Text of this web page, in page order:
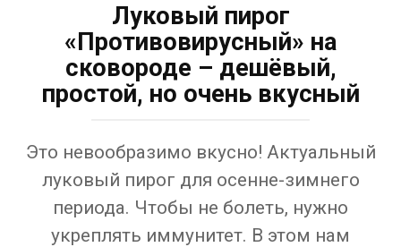
Луковый пирог
«Противовирусный» на
сковороде – дешёвый,
простой, но очень вкусный
Это невообразимо вкусно! Актуальный
луковый пирог для осенне-зимнего
периода. Чтобы не болеть, нужно
укреплять иммунитет. В этом нам